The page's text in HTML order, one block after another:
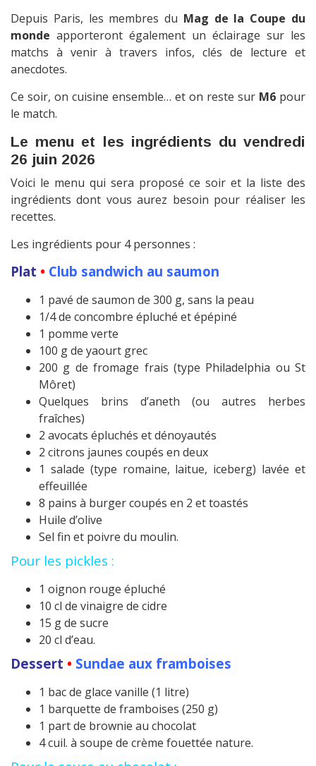
Depuis Paris, les membres du Mag de la Coupe du
monde apporteront également un éclairage sur les
matchs à venir à travers infos, clés de lecture et
anecdotes.
Ce soir, on cuisine ensemble… et on reste sur M6 pour
le match.
Le menu et les ingrédients du vendredi
26 juin 2026
Voici le menu qui sera proposé ce soir et la liste des
ingrédients dont vous aurez besoin pour réaliser les
recettes.
Les ingrédients pour 4 personnes :
Plat • Club sandwich au saumon
1 pavé de saumon de 300 g, sans la peau
1/4 de concombre épluché et épépiné
1 pomme verte
100 g de yaourt grec
200 g de fromage frais (type Philadelphia ou St
Môret)
Quelques brins d’aneth (ou autres herbes
fraîches)
2 avocats épluchés et dénoyautés
2 citrons jaunes coupés en deux
1 salade (type romaine, laitue, iceberg) lavée et
effeuillée
8 pains à burger coupés en 2 et toastés
Huile d’olive
Sel fin et poivre du moulin.
Pour les pickles :
1 oignon rouge épluché
10 cl de vinaigre de cidre
15 g de sucre
20 cl d’eau.
Dessert • Sundae aux framboises
1 bac de glace vanille (1 litre)
1 barquette de framboises (250 g)
1 part de brownie au chocolat
4 cuil. à soupe de crème fouettée nature.